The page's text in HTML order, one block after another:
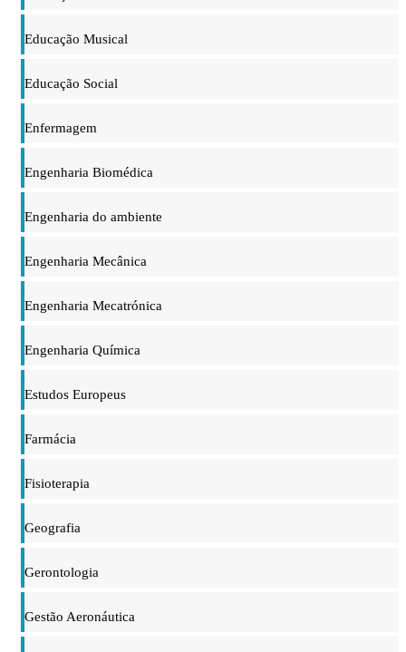
Educação Musical
Educação Social
Enfermagem
Engenharia Biomédica
Engenharia do ambiente
Engenharia Mecânica
Engenharia Mecatrónica
Engenharia Química
Estudos Europeus
Farmácia
Fisioterapia
Geografia
Gerontologia
Gestão Aeronáutica